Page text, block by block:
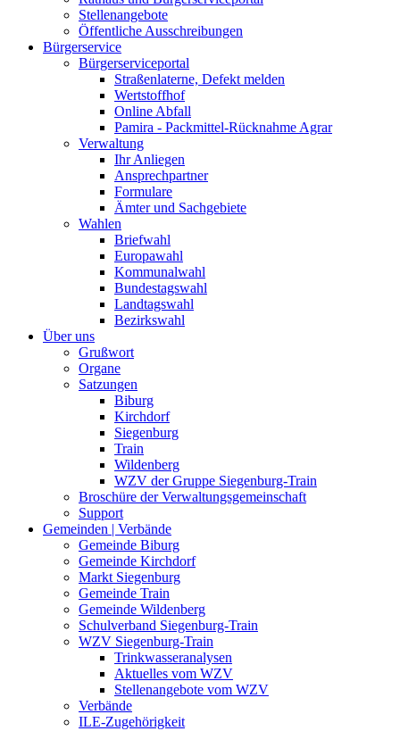
Stellenangebote
Öffentliche Ausschreibungen
Bürgerservice
Bürgerserviceportal
Straßenlaterne, Defekt melden
Wertstoffhof
Online Abfall
Pamira - Packmittel-Rücknahme Agrar
Verwaltung
Ihr Anliegen
Ansprechpartner
Formulare
Ämter und Sachgebiete
Wahlen
Briefwahl
Europawahl
Kommunalwahl
Bundestagswahl
Landtagswahl
Bezirkswahl
Über uns
Grußwort
Organe
Satzungen
Biburg
Kirchdorf
Siegenburg
Train
Wildenberg
WZV der Gruppe Siegenburg-Train
Broschüre der Verwaltungsgemeinschaft
Support
Gemeinden | Verbände
Gemeinde Biburg
Gemeinde Kirchdorf
Markt Siegenburg
Gemeinde Train
Gemeinde Wildenberg
Schulverband Siegenburg-Train
WZV Siegenburg-Train
Trinkwasseranalysen
Aktuelles vom WZV
Stellenangebote vom WZV
Verbände
ILE-Zugehörigkeit